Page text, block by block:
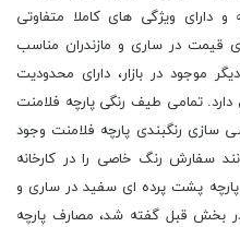
دارای ویژگی های کاملا متفاوتی
قیمت در ساری و مازندران مناسب
موجود در بازار، دارای محدودیت
تمامی طیف رنگی پارچه فلامنت
سازی رنگبندی پارچه فلامنت وجود
سفارش رنگ خاصی را در کارخانه
پشت پرده ای سفید در ساری و
بخش قبل گفته شد، مصارف پارچه